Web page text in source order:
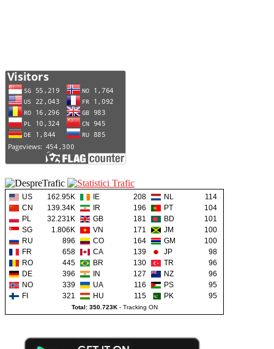
US 162.95K IE 208 NL
114
CN
139.34K IR 196 PT
104
PL
32.231K GB 181 BD
101
SG
1.806K VN 171 JM
100
RU
896 CO 164 GM
100
FR
658 CA 139 JP
98
RO
445 BR 130 TR
96
DE
396 IN 127 NZ
96
NO
339 UA 116 PS
95
FI
321 HU 115 PK 95
Total: 350.723K- Tracking ON